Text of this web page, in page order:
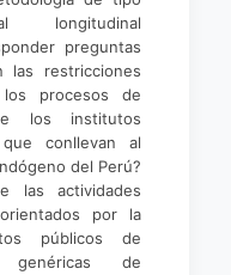
longitudinal
preguntas
las restricciones
procesos de
los institutos
conllevan al
del Perú?
las actividades
por la
públicos de
de